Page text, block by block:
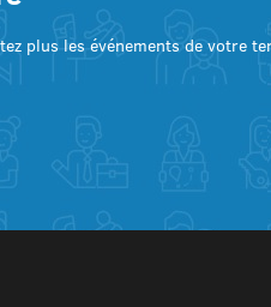
plus les événements de votre